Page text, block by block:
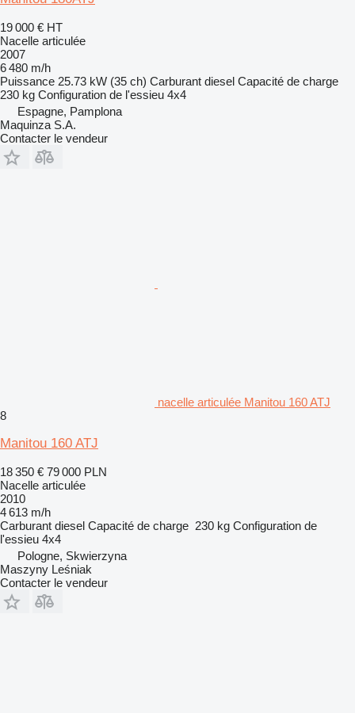
19 000 € HT
Nacelle articulée
2007
6 480 m/h
Puissance 25.73 kW (35 ch) Carburant diesel Capacité de charge
230 kg Configuration de l'essieu 4x4
Espagne, Pamplona
Maquinza S.A.
Contacter le vendeur
nacelle articulée Manitou 160 ATJ
8
Manitou 160 ATJ
18 350 € 79 000 PLN
Nacelle articulée
2010
4 613 m/h
Carburant diesel Capacité de charge 230 kg Configuration de
l'essieu 4x4
Pologne, Skwierzyna
Maszyny Leśniak
Contacter le vendeur